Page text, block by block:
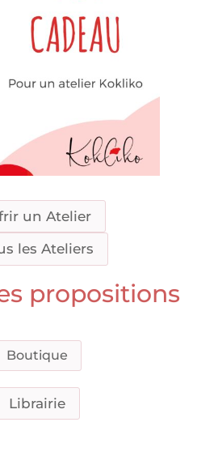
un Atelier
les Ateliers
propositions
Boutique
Librairie